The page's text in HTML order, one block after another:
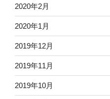
2020年2月
2020年1月
2019年12月
2019年11月
2019年10月